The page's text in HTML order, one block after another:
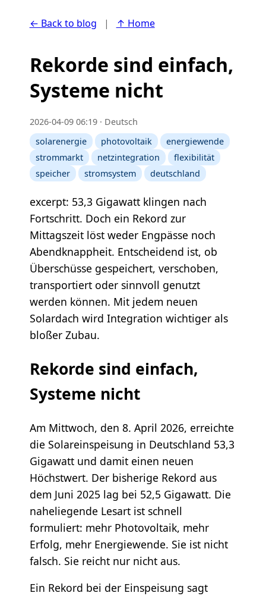
← Back to blog | ↑ Home
Rekorde sind einfach,
Systeme nicht
2026-04-09 06:19 · Deutsch
solarenergie
photovoltaik
energiewende
strommarkt
netzintegration
flexibilität
speicher
stromsystem deutschland
excerpt: 53,3 Gigawatt klingen nach
Fortschritt. Doch ein Rekord zur
Mittagszeit löst weder Engpässe noch
Abendknappheit. Entscheidend ist, ob
Überschüsse gespeichert, verschoben,
transportiert oder sinnvoll genutzt
werden können. Mit jedem neuen
Solardach wird Integration wichtiger als
bloßer Zubau.
Rekorde sind einfach,
Systeme nicht
Am Mittwoch, den 8. April 2026, erreichte
die Solareinspeisung in Deutschland 53,3
Gigawatt und damit einen neuen
Höchstwert. Der bisherige Rekord aus
dem Juni 2025 lag bei 52,5 Gigawatt. Die
naheliegende Lesart ist schnell
formuliert: mehr Photovoltaik, mehr
Erfolg, mehr Energiewende. Sie ist nicht
falsch. Sie reicht nur nicht aus.
Ein Rekord bei der Einspeisung sagt